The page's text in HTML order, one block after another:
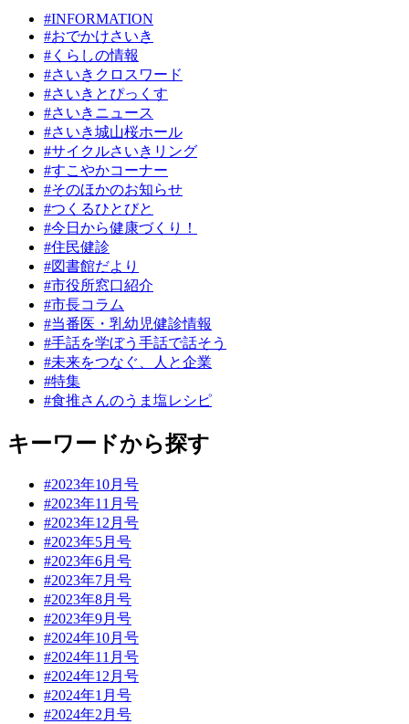
#INFORMATION
#おでかけさいき
#くらしの情報
#さいきクロスワード
#さいきとぴっくす
#さいきニュース
#さいき城山桜ホール
#サイクルさいきリング
#すこやかコーナー
#そのほかのお知らせ
#つくるひとびと
#今日から健康づくり！
#住民健診
#図書館だより
#市役所窓口紹介
#市長コラム
#当番医・乳幼児健診情報
#手話を学ぼう手話で話そう
#未来をつなぐ、人と企業
#特集
#食推さんのうま塩レシピ
キーワードから探す
#2023年10月号
#2023年11月号
#2023年12月号
#2023年5月号
#2023年6月号
#2023年7月号
#2023年8月号
#2023年9月号
#2024年10月号
#2024年11月号
#2024年12月号
#2024年1月号
#2024年2月号